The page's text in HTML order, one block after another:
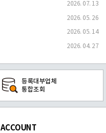
2026. 07. 13
2026. 05. 26
2026. 05. 14
2026. 04. 27
등록대부업체
통합조회
ACCOUNT